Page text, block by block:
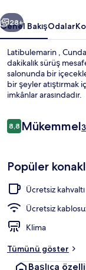
Sonraki
28+
Genel BakışOdalar
Latibulemarin , Cunda
dakikalık sürüş
salonunda bir
bir şeyler atıştırmak
imkânlar arasındadır.
Yorumlar
8,88,8/10
Mükemmel
Popüler
Ücretsiz kahvaltı
Ücretsiz
Klima
Tümünü göster
Başlıca